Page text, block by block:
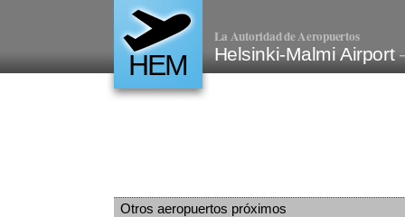
HEM
La Autoridad de Aeropuertos
Helsinki-Malmi Airport
Otros aeropuertos próximos